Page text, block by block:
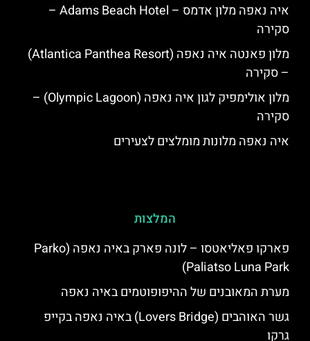
איה נאפה מלון אדמס – Adams Beach Hotel –
סקירה
מלון פאנטה איה נאפה (Atlantica Panthea Resort)
– סקירה
מלון אולימפיק לגון איה נאפה (Olympic Lagoon) –
סקירה
איה נאפה מלונות מומלצים לצעירים
המלצות
פארקו פאליאטסו – לונה פארק באיה נאפה (‪Parko
Paliatso Luna Park‬)
מערת המאובנים של ההיפופוטמים באיה נאפה
גשר האוהבים (Lovers Bridge) באיה נאפה בקייפ
גרקו